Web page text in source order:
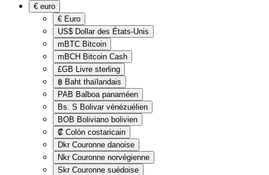
€ euro
€ Euro
US$ Dollar des États-Unis
mBTC Bitcoin
mBCH Bitcoin Cash
£GB Livre sterling
฿ Baht thaïlandais
PAB Balboa panaméen
Bs. S Bolivar vénézuélien
BOB Boliviano bolivien
₡ Colón costaricain
Dkr Couronne danoise
Nkr Couronne norvégienne
Skr Couronne suédoise